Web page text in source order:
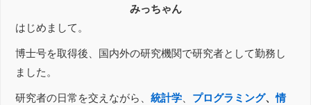
みっちゃん
はじめまして。
博士号を取得後、国内外の研究機関で研究者として勤務し
ました。
研究者の日常を交えながら、統計学 プログラミング、情